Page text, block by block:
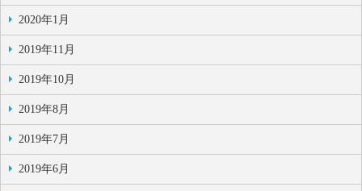
2020年1月
2019年11月
2019年10月
2019年8月
2019年7月
2019年6月